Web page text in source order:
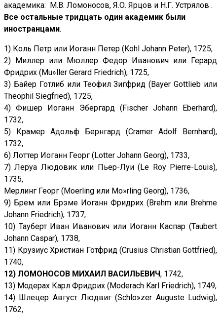
академика: М.В. Ломоносов, Я.О. Ярцов и Н.Г. Устрялов .
Все остальные тридцать один академик были
иностранцами.
1) Коль Петр или Иоганн Петер (Kohl Johann Peter), 1725,
2) Миллер или Мюллер Федор Иванович или Герард
Фридрих (Mu»ller Gerard Friedrich), 1725,
3) Байер Готлиб или Теофил Зигфрид (Bayer Gottlieb или
Theophil Siegfried), 1725,
4) Фишер Иоганн Эбергард (Fischer Johann Eberhard),
1732,
5) Крамер Адольф Бернгард (Cramer Adolf Bernhard),
1732,
6) Лоттер Иоганн Георг (Lotter Johann Georg), 1733,
7) Леруа Людовик или Пьер-Луи (Le Roy Pierre-Louis),
1735,
Мерлинг Георг (Moerling или Mo»rling Georg), 1736,
9) Брем или Брэме Иоганн Фридрих (Brehm или Brehme
Johann Friedrich), 1737,
10) Тауберт Иван Иванович или Иоганн Каспар (Taubert
Johann Caspar), 1738,
11) Крузиус Христиан Готфрид (Crusius Christian Gottfried),
1740,
12) ЛОМОНОСОВ МИХАИЛ ВАСИЛЬЕВИЧ, 1742,
13) Модерах Карл Фридрих (Moderach Karl Friedrich), 1749,
14) Шлецер Август Людвиг (Schlo»zer Auguste Ludwig),
1762,